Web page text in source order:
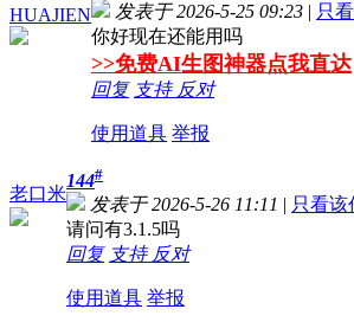
HUAJIEN 发表于 2026-5-25 09:23 | 只
你好现在还能用吗
>>免费AI生图神器点我直达
回复 支持 反对
使用道具 举报
老口米
144#
发表于 2026-5-26 11:11 | 只看该
请问有3.1.5吗
回复 支持 反对
使用道具 举报